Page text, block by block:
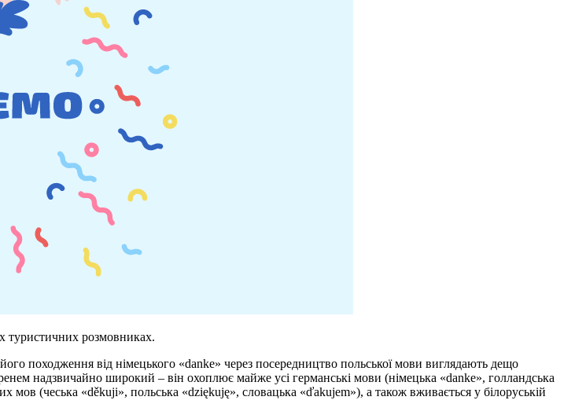
туристичних розмовниках.
походження від німецького «danke» через посередництво польської мови виглядають дещо
надзвичайно широкий – він охоплює майже усі германські мови (німецька «danke», голландська
мов (чеська «děkuji», польська «dziękuję», словацька «ďakujem»), а також вживається у білоруській